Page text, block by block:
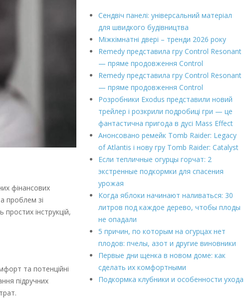
фінансових
проблем зі
інструкцій,
та потенційні
підручних
Сендвіч панелі: універсальний матеріал
для швидкого будівництва
Міжкімнатні двері – тренди 2026 року
Remedy представила гру Control Resonant
— пряме продовження Control
Remedy представила гру Control Resonant
— пряме продовження Control
Розробники Exodus представили новий
трейлер і розкрили подробиці гри — це
фантастична пригода в дусі Mass Effect
Анонсовано ремейк Tomb Raider: Legacy
of Atlantis і нову гру Tomb Raider: Catalyst
Если тепличные огурцы горчат: 2
экстренные подкормки для спасения
урожая
Когда яблоки начинают наливаться: 30
литров под каждое дерево, чтобы плоды
не опадали
5 причин, по которым на огурцах нет
плодов: пчелы, азот и другие виновники
Первые дни щенка в новом доме: как
сделать их комфортными
Подкормка клубники и особенности ухода